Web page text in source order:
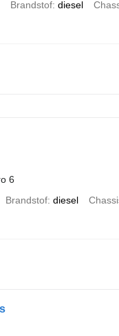
Brandstof diesel
6
Brandstof diesel